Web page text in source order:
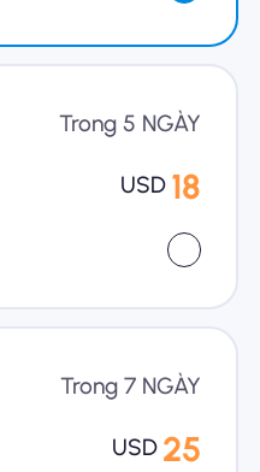
Trong 5 NGÀY
USD 18
Trong 7 NGÀY
USD 25